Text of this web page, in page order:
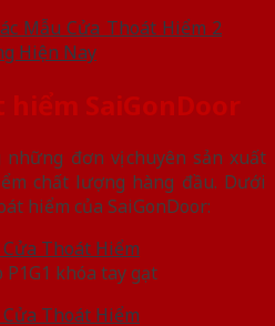
Mẫu Cửa Thoát Hiểm 2
Hiện Nay
SaiGonDoor
đơn vị chuyên sản xuất
chất lượng hàng đầu. Dưới
hiểm của SaiGonDoor:
khóa tay gạt